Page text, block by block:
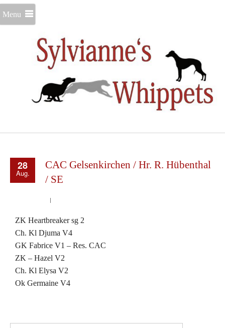
Menu
28
Aug.
CAC Gelsenkirchen / Hr. R. Hübenthal
/ SE
ZK Heartbreaker sg 2
Ch. Kl Djuma V4
GK Fabrice V1 – Res. CAC
ZK – Hazel V2
Ch. Kl Elysa V2
Ok Germaine V4